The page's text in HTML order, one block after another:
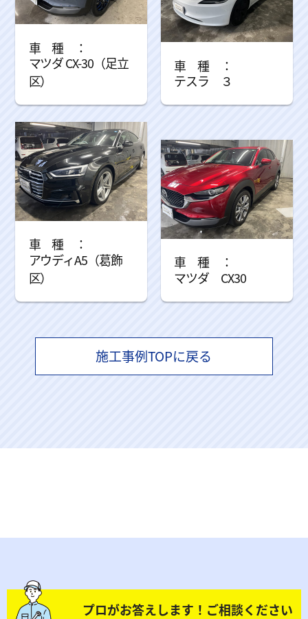
マツダ CX-30（足立
区）
テスラ ３
アウディA5（葛飾
区）
マツダ CX30
施工事例TOPに戻る
プロがお答えします！ご相談ください